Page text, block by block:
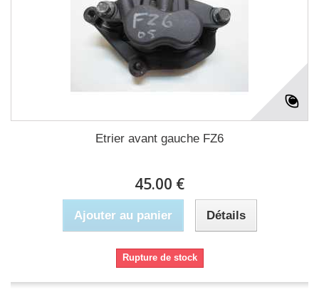
Etrier avant gauche FZ6
45.00 €
Ajouter au panier Détails
Rupture de stock